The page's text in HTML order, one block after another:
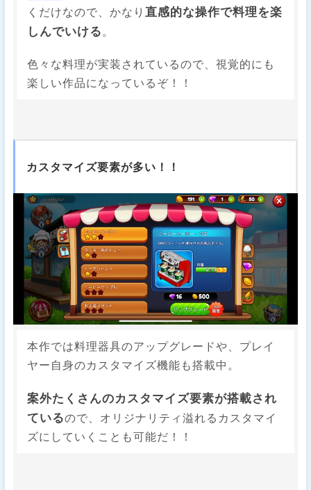
くだけなので、かなり直感的な操作で料理を楽
しんでいける 。
色々な料理が実装されているので、視覚的にも
楽しい作品になっているぞ！！
カスタマイズ要素が多い！！
本作では料理器具のアップグレードや、プレイ
ヤー自身のカスタマイズ機能も搭載中。
案外たくさんのカスタマイズ要素が搭載され
ているので、オリジナリティ溢れるカスタマイ
ズにしていくことも可能だ！！